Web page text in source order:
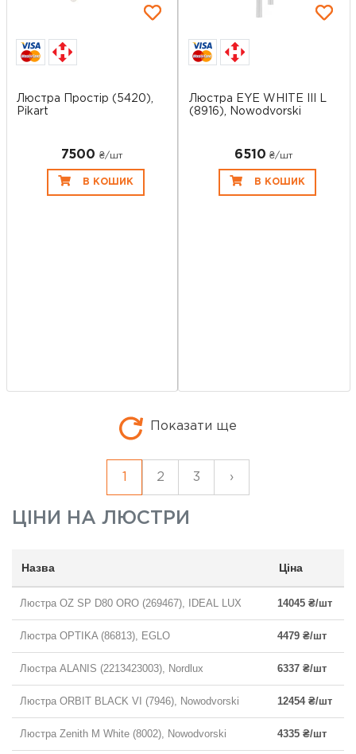
Люстра Простір (5420),
Pikart
7500 ₴/шт
В КОШИК
Люстра EYE WHITE III L
(8916), Nowodvorski
6510 ₴/шт
В КОШИК
Показати ще
1 2 3 ›
ЦІНИ НА ЛЮСТРИ
Назва Ціна
Люстра OZ SP D80 ORO (269467), IDEAL LUX 14045 ₴/шт
Люстра OPTIKA (86813), EGLO 4479 ₴/шт
Люстра ALANIS (2213423003), Nordlux 6337 ₴/шт
Люстра ORBIT BLACK VI (7946), Nowodvorski 12454 ₴/шт
Люстра Zenith M White (8002), Nowodvorski 4335 ₴/шт